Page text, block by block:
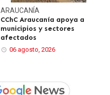
ARAUCANÍA
CChC Araucanía apoya a
municipios y sectores
afectados
06 agosto, 2026